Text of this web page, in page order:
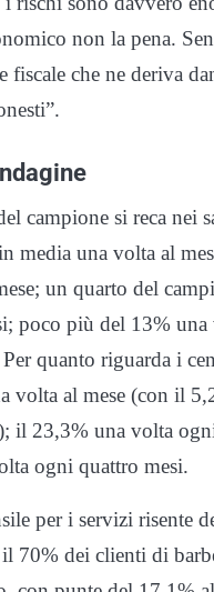
non la pena.
fiscale che ne deriva
campione si reca nei
media una volta al
un quarto del
poco più del 13%
quanto riguarda i
volta al mese (con il
il 23,3% una volta
ogni quattro mesi.
per i servizi risente
70% dei clienti di